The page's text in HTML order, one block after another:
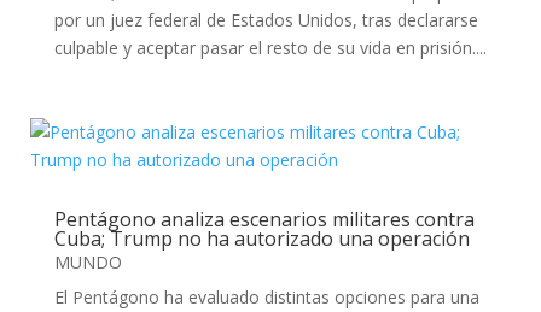
por un juez federal de Estados Unidos, tras declararse
culpable y aceptar pasar el resto de su vida en prisión....
Pentágono analiza escenarios militares contra
Cuba; Trump no ha autorizado una operación
MUNDO
El Pentágono ha evaluado distintas opciones para una